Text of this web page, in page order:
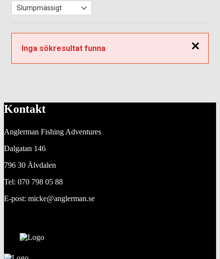
Stäng
Inga sökresultat funna
Kontakt
Anglerman Fishing Adventures
Dalgatan 146
796 30 Älvdalen
Tel: 070 798 05 88
E-post: micke@anglerman.se